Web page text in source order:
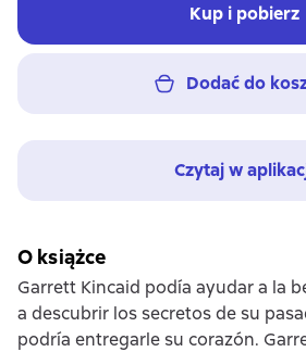
Kup i pobierz
Dodać do
Czytaj w
O książce
Garrett Kincaid podía ayudar a la
a descubrir los secretos de su
podría entregarle su corazón.